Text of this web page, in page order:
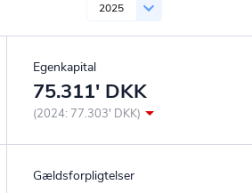
2025
Egenkapital
75.311' DKK
(2024: 77.303' DKK)
Gældsforpligtelser